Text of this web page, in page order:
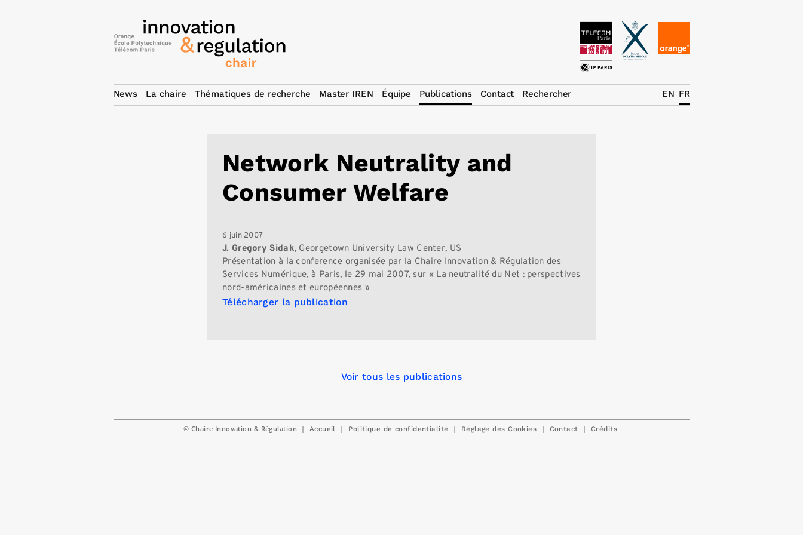
Network Neutrality and
Consumer Welfare
6 juin 2007
J. Gregory Sidak, Georgetown University Law Center, US
Présentation à la conference organisée par la Chaire Innovation & Régulation des
Services Numérique, à Paris, le 29 mai 2007, sur « La neutralité du Net : perspectives
nord-américaines et européennes »
Télécharger la publication
Voir tous les publications
© Chaire Innovation & Régulation | Accueil | Politique de confidentialité | Réglage des Cookies | Contact | Crédits
News La chaire Thématiques de recherche Master IREN Équipe Publications Contact Rechercher FR
EN
News